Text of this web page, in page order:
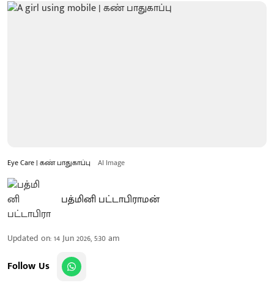
Eye Care | கண் பாதுகாப்பு AI Image
பத்மினி பட்டாபிராமன்
Updated on:14 Jun 2026, 5:30 am
Follow Us